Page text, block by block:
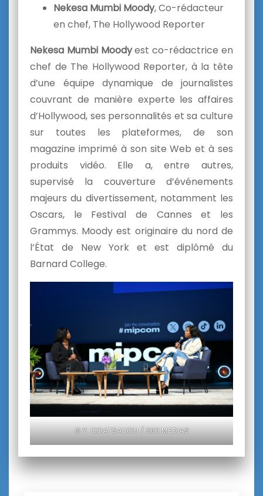
Nekesa Mumbi Moody, Co-rédacteur
en chef, The Hollywood Reporter
Nekesa Mumbi Moodyest co-rédactrice en
chef de The Hollywood Reporter, à la tête
d’une équipe dynamique de journalistes
couvrant de manière experte les affaires
d’Hollywood, ses personnalités et sa culture
sur toutes les plateformes, de son
magazine imprimé à son site Web et à ses
produits vidéo. Elle a, entre autres,
supervisé la couverture d’événements
majeurs du divertissement, notamment les
Oscars, le Festival de Cannes et les
Grammys. Moody est originaire du nord de
l’État de New York et est diplômé du
Barnard College.
© Y. COATSALIOU / 360 MEDIAS